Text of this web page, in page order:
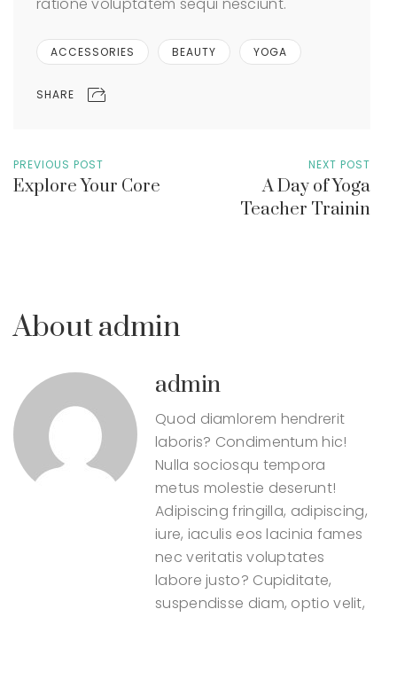
ACCESSORIES BEAUTY YOGA
SHARE
PREVIOUS POST
Explore Your Core
NEXT POST
A Day of Yoga
Teacher Trainin
About admin
admin
Quod diamlorem hendrerit
laboris? Condimentum hic!
Nulla sociosqu tempora
metus molestie deserunt!
Adipiscing fringilla, adipiscing,
iure, iaculis eos lacinia fames
nec veritatis voluptates
labore justo? Cupiditate,
suspendisse diam, optio velit,